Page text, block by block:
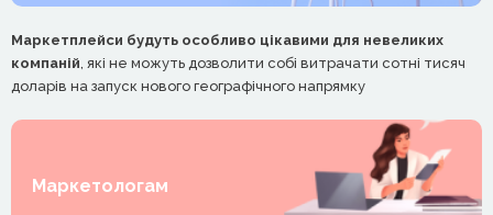
Маркетплейси будуть особливо цікавими для невеликих
компаній , які не можуть дозволити собі витрачати сотні тисяч
доларів на запуск нового географічного напрямку
Маркетологам